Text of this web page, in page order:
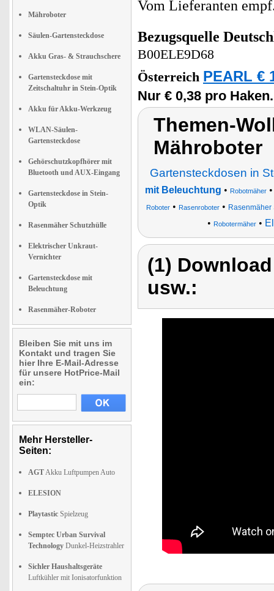
Mähroboter
Säulen-Gartensteckdose
Akku Gras- & Strauchschere
Gartensteckdose mit
Zeitschaltuhr in Stein-Optik
Akku für Akku-Werkzeug
WLAN-Säulen-
Gartensteckdose
Gehörschutzkopfhörer mit
Bluetooth und AUX-Eingang
Gartensteckdose in Stein-
Optik
Rasenmäher Schutzhülle
Elektrischer Unkraut-
Vernichter
Gartensteckdose mit
Beleuchtung
Rasenmäher-Roboter
Bleiben Sie mit uns im
Kontakt und tragen Sie
hier Ihre E-Mail-Adresse
für unsere HotPrice-Mail
ein:
Mehr Hersteller-
Seiten:
AGTAkku Luftpumpen Auto
ELESION
Playtastic Spielzeug
Semptec Urban Survival
Technology Dunkel-Heizstrahler
Sichler Haushaltsgeräte
Luftkühler mit Ionisatorfunktion
Vom Lieferanten
Bezugsquelle
B00ELE9D68
Österreich PEARL €
Nur € 0,38 pro Haken.
Themen-
Mähroboter
Gartensteckdosen in
mit Beleuchtung • Robotmäher
Roboter• Rasenroboter•
• Robotermäher•
(1)
usw.: